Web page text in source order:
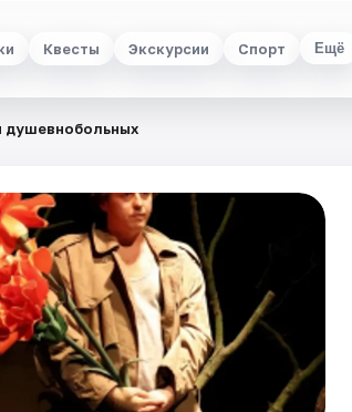
Квесты Экскурсии Спорт Ещё
душевнобольных